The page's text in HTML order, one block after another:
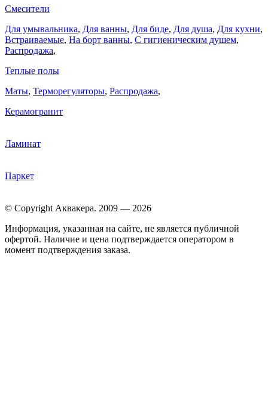
Смесители
Для умывальника, Для ванны, Для биде, Для душа, Для кухни,
Встраиваемые, На борт ванны, C гигиеническим душем,
Распродажа,
Теплые полы
Маты, Терморегуляторы, Распродажа,
Керамогранит
Ламинат
Паркет
© Copyright Аквакера. 2009 — 2026
Информация, указанная на сайте, не является публичной
офертой. Наличие и цена подтверждается оператором в
момент подтверждения заказа.